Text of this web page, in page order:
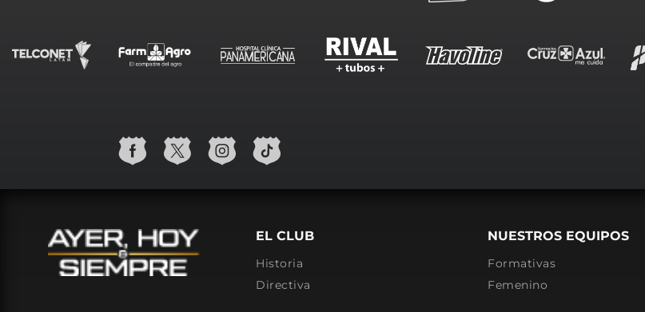
EL CLUB
Historia
Directiva
NUESTROS EQUIPOS
Formativas
Femenino